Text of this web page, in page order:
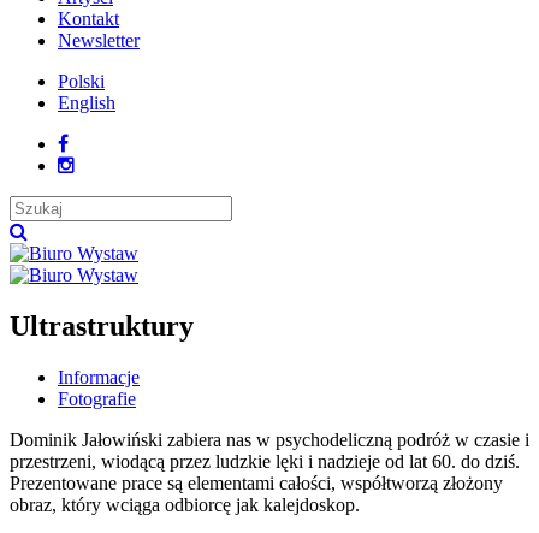
Kontakt
Newsletter
Polski
English
Ultrastruktury
Informacje
Fotografie
Dominik Jałowiński zabiera nas w psychodeliczną podróż w czasie i
przestrzeni, wiodącą przez ludzkie lęki i nadzieje od lat 60. do dziś.
Prezentowane prace są elementami całości, współtworzą złożony
obraz, który wciąga odbiorcę jak kalejdoskop.